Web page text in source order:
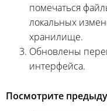
помечаться
локальных
хранилище.
Обновлены
интерфейса.
Посмотрите